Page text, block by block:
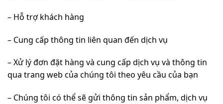
– Hỗ trợ khách hàng
– Cung cấp thông tin liên quan đến dịch vụ
– Xử lý đơn đặt hàng và cung cấp dịch vụ và thông tin
qua trang web của chúng tôi theo yêu cầu của bạn
– Chúng tôi có thể sẽ gửi thông tin sản phẩm, dịch vụ